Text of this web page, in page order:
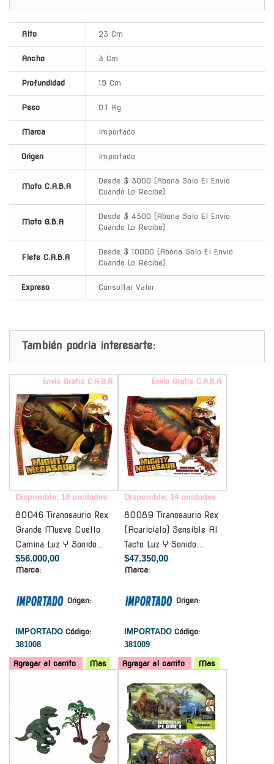
Alto 23 Cm
Ancho 3 Cm
Profundidad 19 Cm
Peso 0.1 Kg
Marca Importado
Origen Importado
Moto C.A.B.A
Desde $ 3000 (Abona Solo El Envio
Cuando Lo Recibe)
Moto G.B.A
Desde $ 4500 (Abona Solo El Envio
Cuando Lo Recibe)
Flete C.A.B.A
Desde $ 10000 (Abona Solo El Envio
Cuando Lo Recibe)
Expreso Consultar Valor
También podria interesarte:
Envío Gratis C.A.B.A.
Disponible: 10 unidades
80046 Tiranosaurio Rex
Grande Mueve Cuello
Camina Luz Y Sonido...
$56.000,00
Marca:
Origen:
IMPORTADO Código:
381008
Agregar al carrito Mas
Envío Gratis C.A.B.A.
Disponible: 14 unidades
80089 Tiranosaurio Rex
(Acaricialo) Sensible Al
Tacto Luz Y Sonido...
$47.350,00
Marca:
Origen:
IMPORTADO Código:
381009
Agregar al carrito
Mas